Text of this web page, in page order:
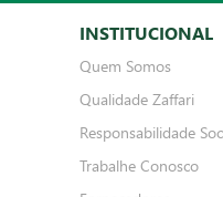
INSTITUCIONAL
Quem Somos
Qualidade Zaffari
Responsabilidade
Trabalhe Conosco